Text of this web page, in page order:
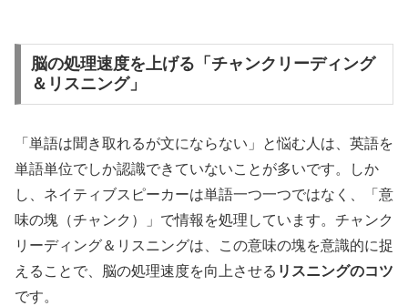
脳の処理速度を上げる「チャンクリーディング
＆リスニング」
「単語は聞き取れるが文にならない」と悩む人は、英語を
単語単位でしか認識できていないことが多いです。しか
し、ネイティブスピーカーは単語一つ一つではなく、「意
味の塊（チャンク）」で情報を処理しています。チャンク
リーディング＆リスニングは、この意味の塊を意識的に捉
えることで、脳の処理速度を向上させる リスニングのコツ
です。